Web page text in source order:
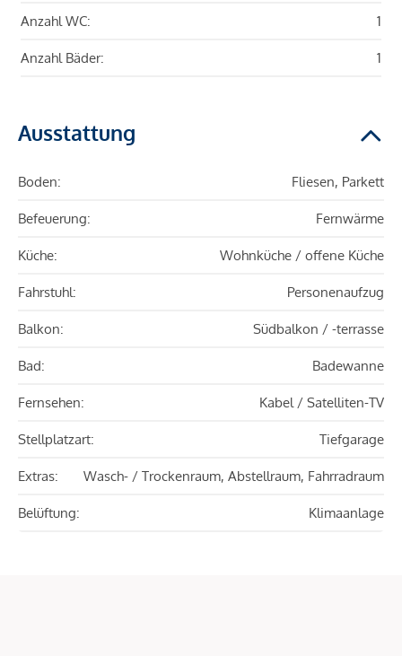
Anzahl WC: 1
Anzahl Bäder: 1
Ausstattung
Boden: Fliesen, Parkett
Befeuerung: Fernwärme
Küche: Wohnküche / offene Küche
Fahrstuhl: Personenaufzug
Balkon: Südbalkon / -terrasse
Bad: Badewanne
Fernsehen: Kabel / Satelliten-TV
Stellplatzart: Tiefgarage
Extras: Wasch- / Trockenraum, Abstellraum, Fahrradraum
Belüftung: Klimaanlage